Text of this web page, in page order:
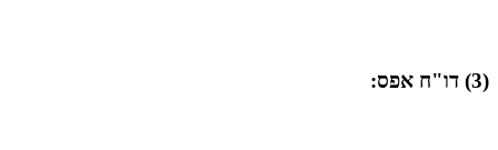
(3) דו"ח אפס: